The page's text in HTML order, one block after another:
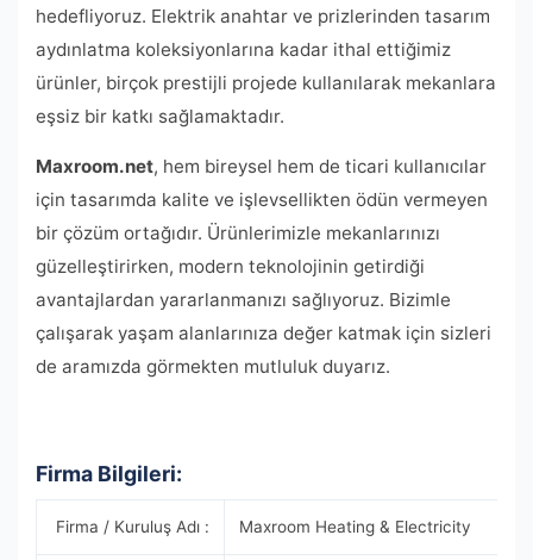
hedefliyoruz. Elektrik anahtar ve prizlerinden tasarım
aydınlatma koleksiyonlarına kadar ithal ettiğimiz
ürünler, birçok prestijli projede kullanılarak mekanlara
eşsiz bir katkı sağlamaktadır.
Maxroom.net, hem bireysel hem de ticari kullanıcılar
için tasarımda kalite ve işlevsellikten ödün vermeyen
bir çözüm ortağıdır. Ürünlerimizle mekanlarınızı
güzelleştirirken, modern teknolojinin getirdiği
avantajlardan yararlanmanızı sağlıyoruz. Bizimle
çalışarak yaşam alanlarınıza değer katmak için sizleri
de aramızda görmekten mutluluk duyarız.
Firma Bilgileri:
Firma / Kuruluş Adı : Maxroom Heating & Electricity